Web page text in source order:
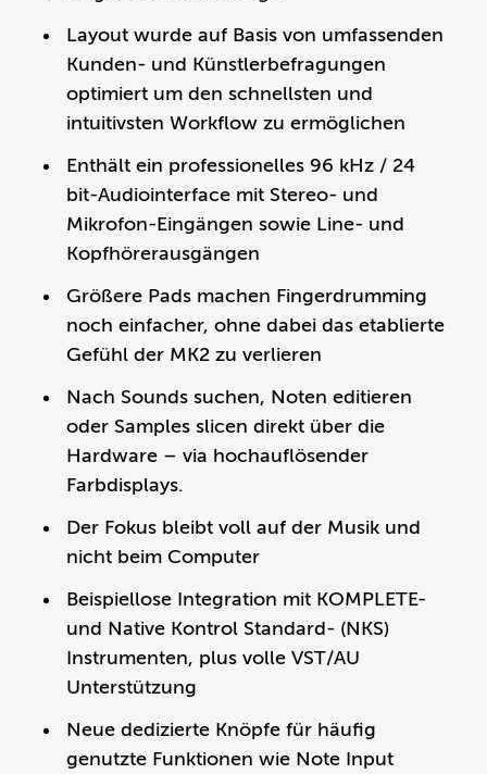
Layout wurde auf Basis von umfassenden
Kunden- und Künstlerbefragungen
optimiert um den schnellsten und
intuitivsten Workflow zu ermöglichen
Enthält ein professionelles 96 kHz / 24
bit-Audiointerface mit Stereo- und
Mikrofon-Eingängen sowie Line- und
Kopfhörerausgängen
Größere Pads machen Fingerdrumming
noch einfacher, ohne dabei das etablierte
Gefühl der MK2 zu verlieren
Nach Sounds suchen, Noten editieren
oder Samples slicen direkt über die
Hardware – via hochauflösender
Farbdisplays.
Der Fokus bleibt voll auf der Musik und
nicht beim Computer
Beispiellose Integration mit KOMPLETE-
und Native Kontrol Standard- (NKS)
Instrumenten, plus volle VST/AU
Unterstützung
Neue dedizierte Knöpfe für häufig
genutzte Funktionen wie Note Input